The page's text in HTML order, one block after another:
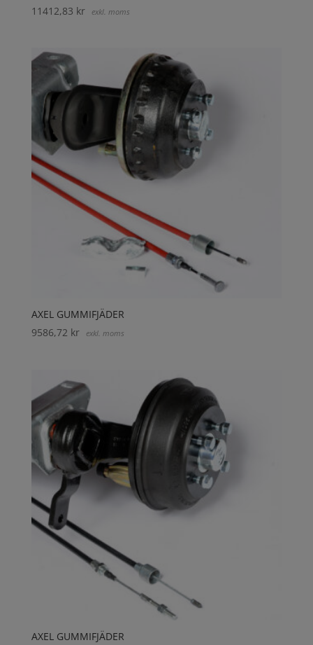
11412,83 kr exkl. moms
AXEL GUMMIFJÄDER
9586,72 kr exkl. moms
AXEL GUMMIFJÄDER